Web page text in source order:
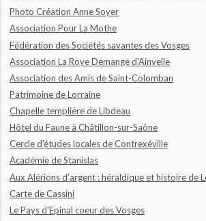
Photo Création Anne Soyer
Association Pour La Mothe
Fédération des Sociétés savantes des Vosges
Association La Roye Demange d'Ainvelle
Association des Amis de Saint-Colomban
Patrimoine de Lorraine
Chapelle templière de Libdeau
Hôtel du Faune à Châtillon-sur-Saône
Cercle d'études locales de Contrexéville
Académie de Stanislas
Aux Alérions d'argent : héraldique et histoire de
Carte de Cassini
Le Pays d'Epinal coeur des Vosges